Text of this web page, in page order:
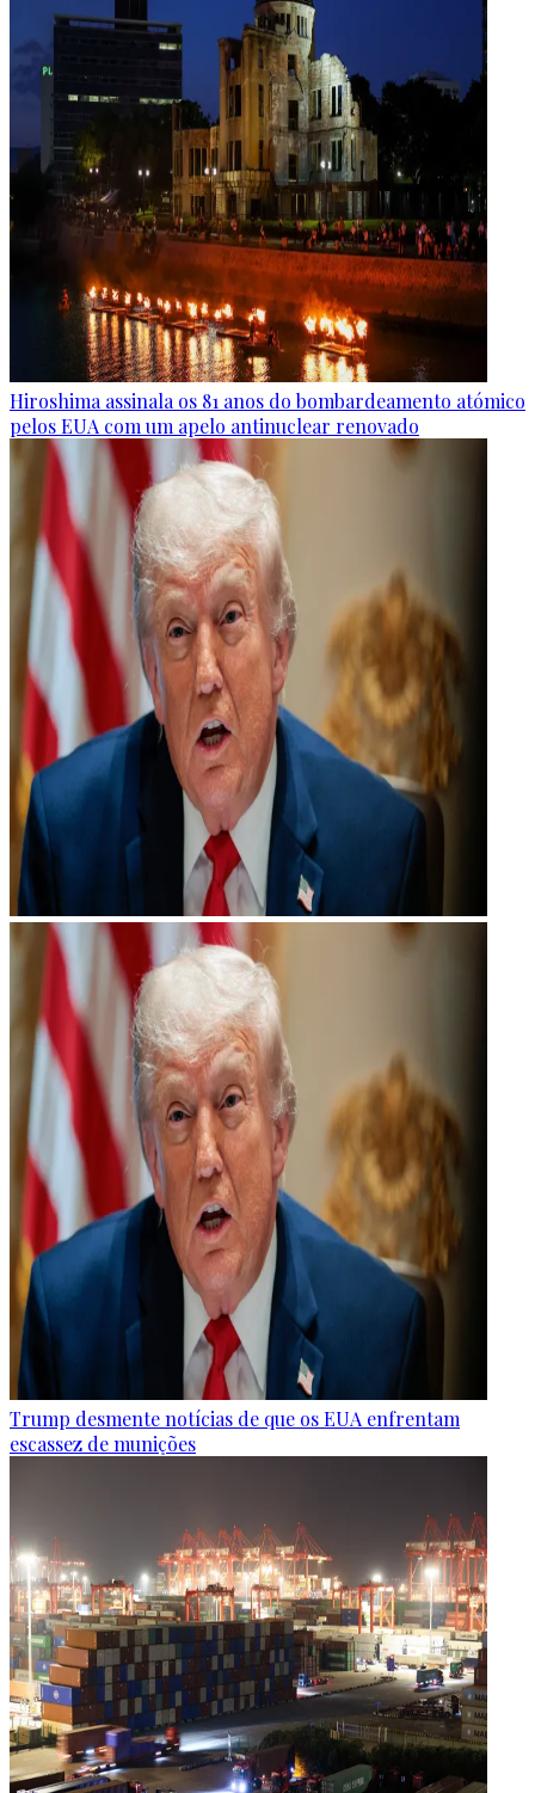
Hiroshima assinala os 81 anos do bombardeamento atómico
pelos EUA com um apelo antinuclear renovado
Trump desmente notícias de que os EUA enfrentam
escassez de munições